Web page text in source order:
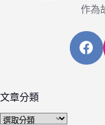
作為
文章分類
文